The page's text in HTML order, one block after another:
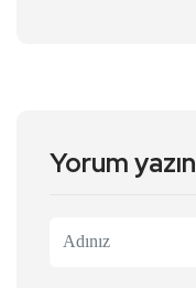
Yorum yazın